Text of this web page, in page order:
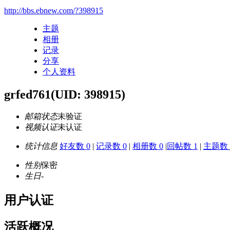
http://bbs.ebnew.com/?398915
主题
相册
记录
分享
个人资料
grfed761(UID: 398915)
邮箱状态未验证
视频认证未认证
统计信息 好友数 0 | 记录数 0 | 相册数 0 |回帖数 1 | 主题数
性别保密
生日-
用户认证
活跃概况